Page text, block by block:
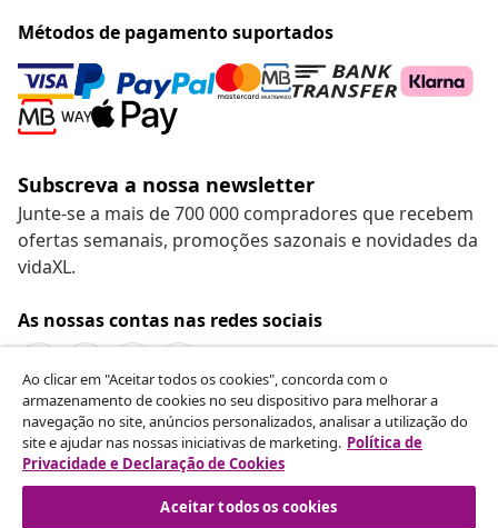
Métodos de pagamento suportados
Subscreva a nossa newsletter
Junte-se a mais de 700 000 compradores que recebem
ofertas semanais, promoções sazonais e novidades da
vidaXL.
As nossas contas nas redes sociais
Rescindir o contrato
Envie um pedido de rescisão da sua encomenda.
Rescindir o contrato
Ao clicar em "Aceitar todos os cookies", concorda com o
armazenamento de cookies no seu dispositivo para melhorar a
navegação no site, anúncios personalizados, analisar a utilização do
site e ajudar nas nossas iniciativas de marketing. Política de
Privacidade e Declaração de Cookies
Aceitar todos os cookies